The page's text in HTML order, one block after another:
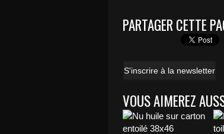
PARTAGER CETTE
S'inscrire à la newsletter
VOUS AIMEREZ